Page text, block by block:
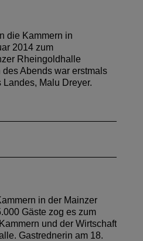
die Kammern in
2014 zum
Rheingoldhalle
Abends war erstmals
Malu Dreyer.
in der Mainzer
Gäste zog es zum
und der Wirtschaft
Gastrednerin am 18.